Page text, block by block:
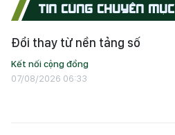
TIN CÙNG CHUYÊN MỤC
Đổi thay từ nền tảng số
Kết nối cộng đồng
07/08/2026 06:33